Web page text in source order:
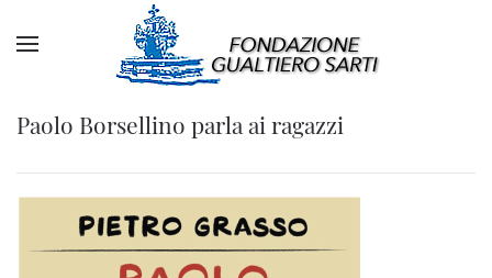
Paolo Borsellino parla ai ragazzi